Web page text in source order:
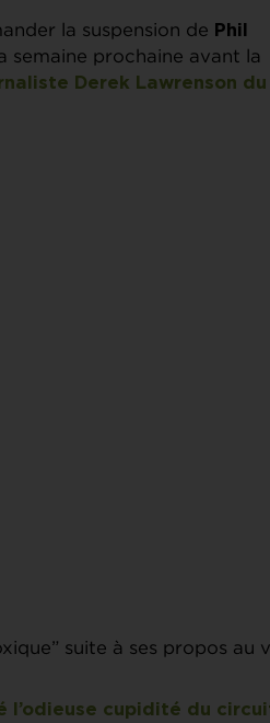
la suspension de Phil
semaine prochaine avant la
Derek Lawrenson du
suite à ses propos au
l’odieuse cupidité du